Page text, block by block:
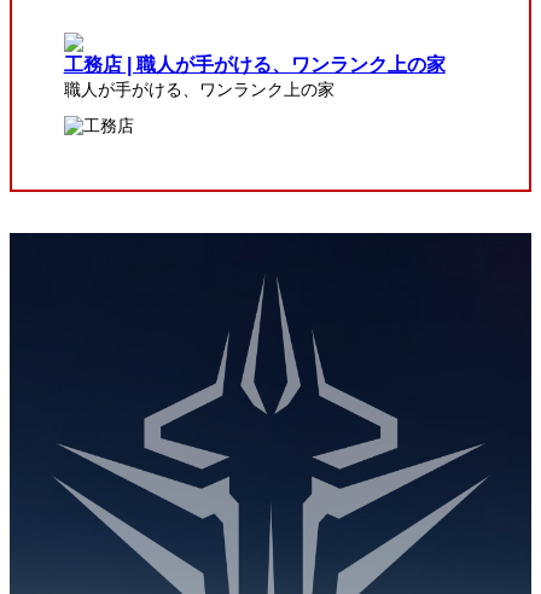
工務店 | 職人が手がける、ワンランク上の家
職人が手がける、ワンランク上の家
工務店